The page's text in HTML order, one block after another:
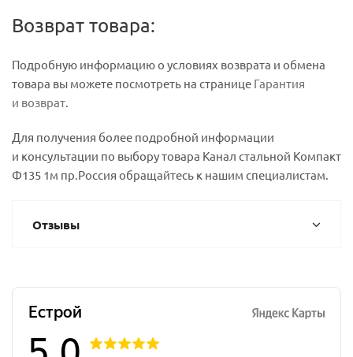
Возврат товара:
Подробную информацию о условиях возврата и обмена
товара вы можете посмотреть на странице Гарантия
и возврат.
Для получения более подробной информации
и консультации по выбору товара Канал стальной Компакт
Ф135 1м пр.Россия обращайтесь к нашим специалистам.
Отзывы